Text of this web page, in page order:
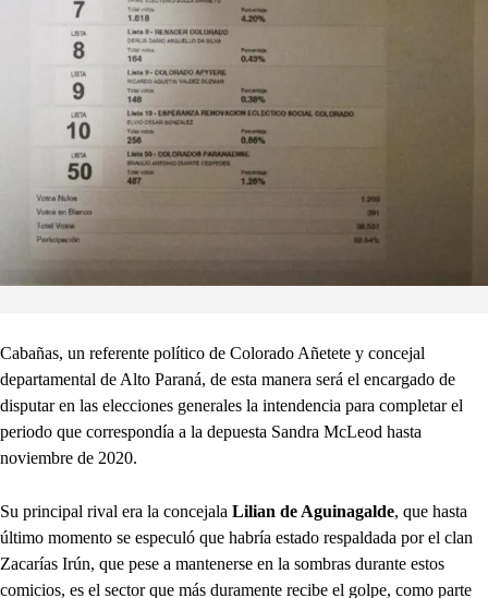
Cabañas, un referente político de Colorado Añetete y concejal
departamental de Alto Paraná, de esta manera será el encargado de
disputar en las elecciones generales la intendencia para completar el
periodo que correspondía a la depuesta Sandra McLeod hasta
noviembre de 2020.
Su principal rival era la concejala Lilian de Aguinagalde, que hasta
último momento se especuló que habría estado respaldada por el clan
Zacarías Irún, que pese a mantenerse en la sombras durante estos
comicios, es el sector que más duramente recibe el golpe, como parte